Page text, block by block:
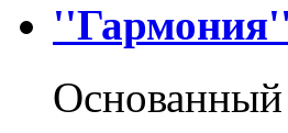
Основанный